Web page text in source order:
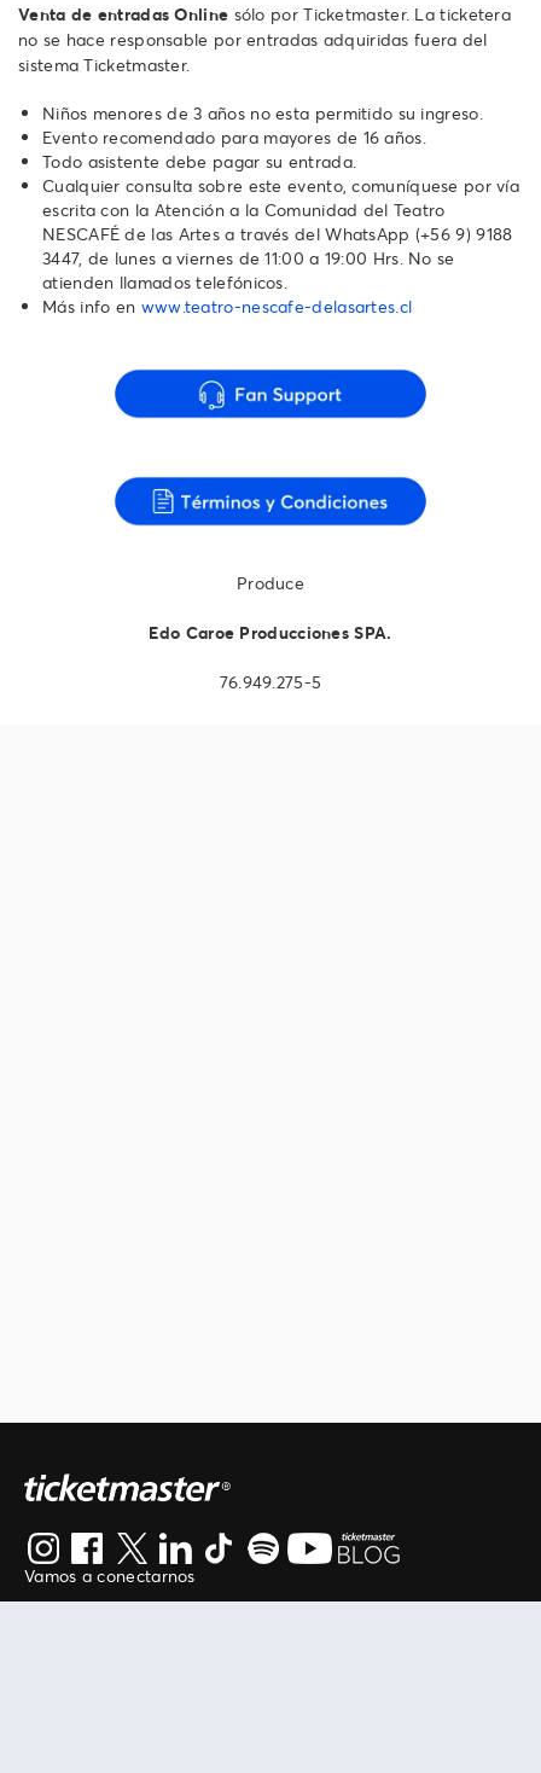
Venta de entradas Online sólo por Ticketmaster. La ticketera
no se hace responsable por entradas adquiridas fuera del
sistema Ticketmaster.
Niños menores de 3 años no esta permitido su ingreso.
Evento recomendado para mayores de 16 años.
Todo asistente debe pagar su entrada.
Cualquier consulta sobre este evento, comuníquese por vía
escrita con la Atención a la Comunidad del Teatro
NESCAFÉ de las Artes a través del WhatsApp ‪(+56 9) 9188
3447‬, de lunes a viernes de 11:00 a 19:00 Hrs. No se
atienden llamados telefónicos.‬‬‬‬‬‬
Más info en www.teatro-nescafe-delasartes.cl
Produce
Edo Caroe Producciones SPA.
76.949.275-5
Vamos a conectarnos